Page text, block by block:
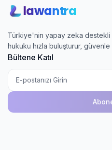
lawantra
Türkiye'nin yapay zeka destekli
hukuku hızla buluşturur, güvenle
Bültene Katıl